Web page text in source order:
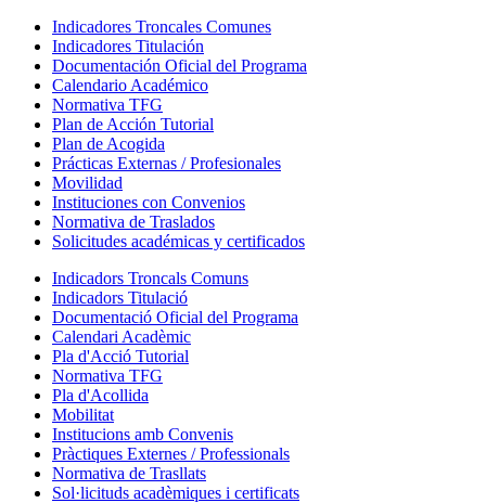
Indicadores Troncales Comunes
Indicadores Titulación
Documentación Oficial del Programa
Calendario Académico
Normativa TFG
Plan de Acción Tutorial
Plan de Acogida
Prácticas Externas / Profesionales
Movilidad
Instituciones con Convenios
Normativa de Traslados
Solicitudes académicas y certificados
Indicadors Troncals Comuns
Indicadors Titulació
Documentació Oficial del Programa
Calendari Acadèmic
Pla d'Acció Tutorial
Normativa TFG
Pla d'Acollida
Mobilitat
Institucions amb Convenis
Pràctiques Externes / Professionals
Normativa de Trasllats
Sol·licituds acadèmiques i certificats